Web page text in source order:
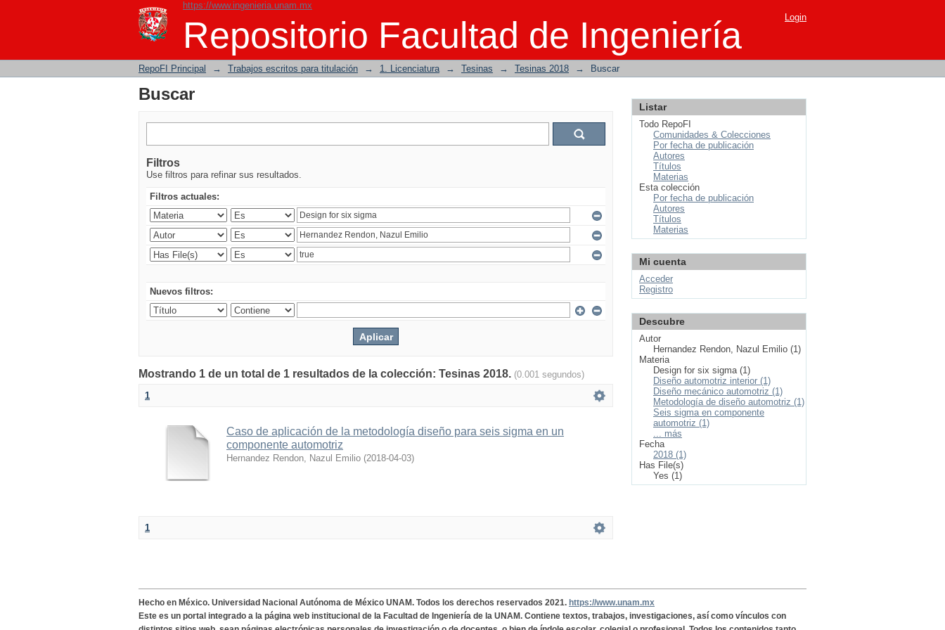
https://www.ingenieria.unam.mx
Repositorio Facultad de Ingeniería
Buscar Login
RepoFI Principal → Trabajos escritos para titulación → 1. Licenciatura → Tesinas → Tesinas 2018 → Buscar
Buscar
Filtros
Use filtros para refinar sus resultados.
Filtros actuales:
Nuevos filtros:
Mostrando 1 de un total de 1 resultados de la colección: Tesinas 2018. (0.001 segundos)
1
Caso de aplicación de la metodología diseño para seis sigma en un
componente automotriz
Hernandez Rendon, Nazul Emilio (2018-04-03)
1
Listar
Todo RepoFI
Comunidades & Colecciones
Por fecha de publicación
Autores
Títulos
Materias
Esta colección
Por fecha de publicación
Autores
Títulos
Materias
Mi cuenta
Acceder
Registro
Descubre
Autor
Hernandez Rendon, Nazul Emilio (1)
Materia
Design for six sigma (1)
Diseño automotriz interior (1)
Diseño mecánico automotriz (1)
Metodología de diseño automotriz (1)
Seis sigma en componente
automotriz (1)
... más
Fecha
2018 (1)
Has File(s)
Yes (1)
Hecho en México. Universidad Nacional Autónoma de México UNAM. Todos los derechos reservados 2021. https://www.unam.mx
Este es un portal integrado a la página web institucional de la Facultad de Ingeniería de la UNAM. Contiene textos, trabajos, investigaciones, así como vínculos con